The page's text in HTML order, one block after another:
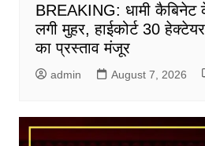
BREAKING: धामी
लगी मुहर, हाईकोर्ट 30
का प्रस्ताव मंजूर
admin August 7, 2026